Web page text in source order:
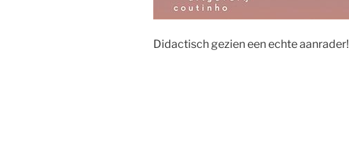
Didactisch gezien een echte aanrader!